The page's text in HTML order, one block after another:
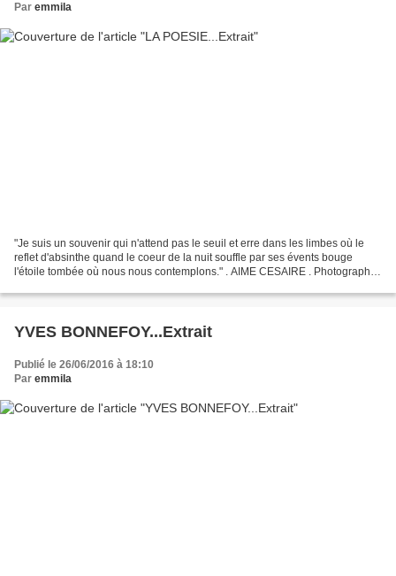
Par emmila
"Je suis un souvenir qui n'attend pas le seuil et erre dans les limbes où le
reflet d'absinthe quand le coeur de la nuit souffle par ses évents bouge
l'étoile tombée où nous nous contemplons." . AIME CESAIRE . Photographie
YVES BONNEFOY...Extrait
Publié le 26/06/2016 à 18:10
Par emmila